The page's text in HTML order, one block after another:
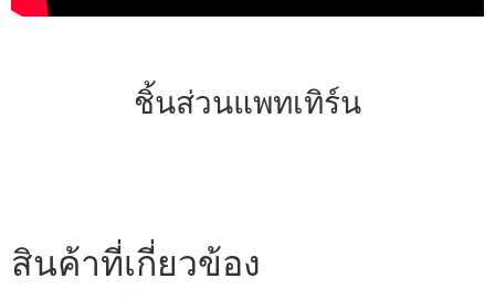
ชิ้นส่วนแพทเทิร์น
สินค้าที่เกี่ยวข้อง